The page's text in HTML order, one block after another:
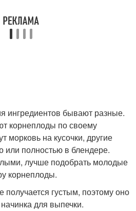
ингредиентов бывают разные.
корнеплоды по своему
морковь на кусочки, другие
или полностью в блендере.
лучше подобрать молодые
корнеплоды.
получается густым, поэтому оно
начинка для выпечки.